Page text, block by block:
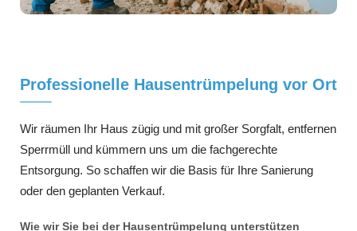
Professionelle Hausentrümpelung vor Ort
Wir räumen Ihr Haus zügig und mit großer Sorgfalt, entfernen
Sperrmüll und kümmern uns um die fachgerechte
Entsorgung. So schaffen wir die Basis für Ihre Sanierung
oder den geplanten Verkauf.
Wie wir Sie bei der Hausentrümpelung unterstützen